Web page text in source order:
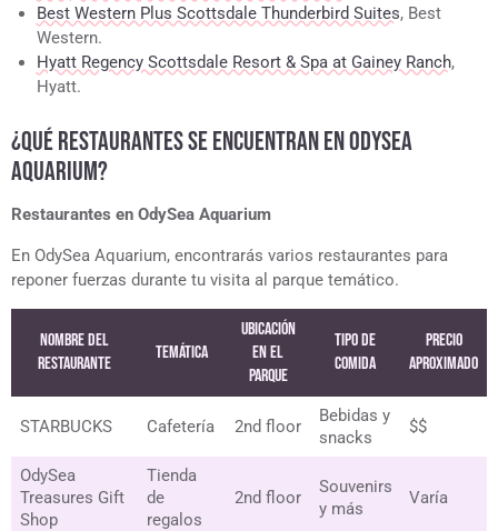
Best Western Plus Scottsdale Thunderbird Suites, Best
Western.
Hyatt Regency Scottsdale Resort & Spa at Gainey Ranch,
Hyatt.
¿QUÉ RESTAURANTES SE ENCUENTRAN EN ODYSEA
AQUARIUM?
Restaurantes en OdySea Aquarium
En OdySea Aquarium, encontrarás varios restaurantes para
reponer fuerzas durante tu visita al parque temático.
Nombre del
Restaurante
Temática
Ubicación
en el
Parque
Tipo de
Comida
Precio
Aproximado
STARBUCKS Cafetería 2nd floor
Bebidas y
snacks
$$
OdySea
Treasures Gift
Shop
Tienda
de
regalos
2nd floor
Souvenirs
y más
Varía